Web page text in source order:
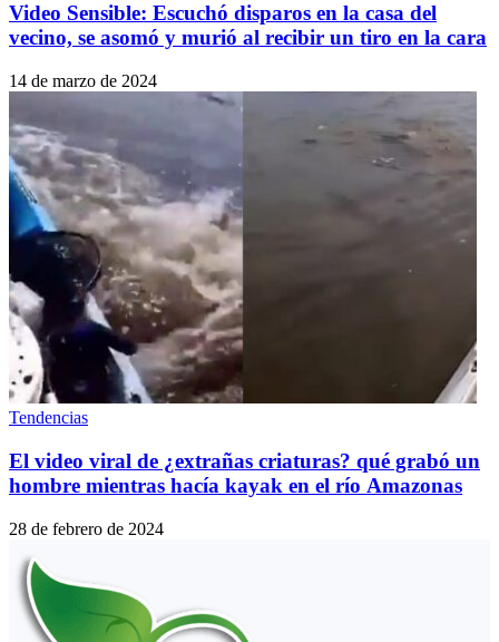
Video Sensible: Escuchó disparos en la casa del
vecino, se asomó y murió al recibir un tiro en la cara
14 de marzo de 2024
Tendencias
El video viral de ¿extrañas criaturas? qué grabó un
hombre mientras hacía kayak en el río Amazonas
28 de febrero de 2024